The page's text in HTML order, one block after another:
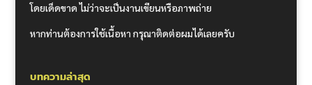
โดยเด็ดขาด ไม่ว่าจะเป็นงานเขียนหรือภาพถ่าย
หากท่านต้องการใช้เนื้อหา กรุณาติดต่อผมได้เลยครับ
บทความล่าสุด